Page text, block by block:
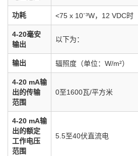
功耗 <75 x 10⁻³W，12 VDC时
4-20毫安
输出
以下为：
输出 辐照度（单位：W/m²）
4-20 mA输
出的传输
范围
0至1600瓦/平方米
4-20 mA输
出的额定
工作电压
范围
5.5至40伏直流电